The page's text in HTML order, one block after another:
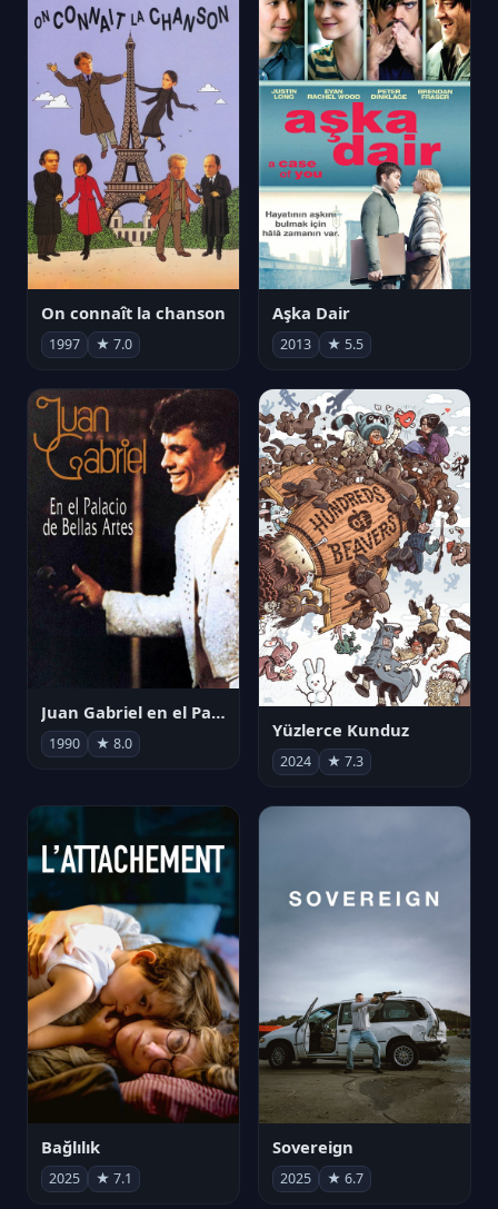
On connaît la chanson
1997 ★ 7.0
Aşka Dair
2013 ★ 5.5
Juan Gabriel en el Palacio de Bellas Artes
1990 ★ 8.0
Yüzlerce Kunduz
2024 ★ 7.3
Bağlılık
2025 ★ 7.1
Sovereign
2025 ★ 6.7